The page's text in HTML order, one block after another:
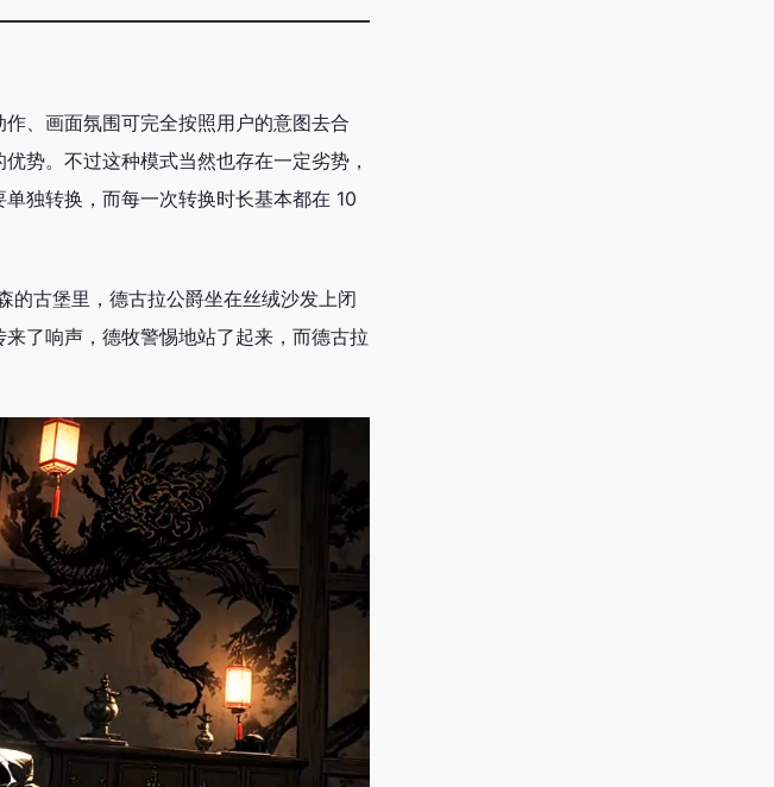
、画面氛围可完全按照用户的意图去合
势。不过这种模式当然也存在一定劣势，
独转换，而每一次转换时长基本都在 10
的古堡里，德古拉公爵坐在丝绒沙发上闭
了响声，德牧警惕地站了起来，而德古拉